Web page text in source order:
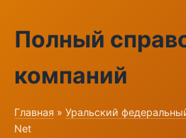
Полный
компаний
Главная » Уральский
Net